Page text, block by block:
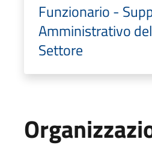
Funzionario -
Amministrativo
Settore